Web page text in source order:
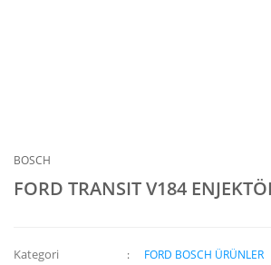
BOSCH
FORD TRANSIT V184
Kategori FORD BOSCH ÜRÜNLER